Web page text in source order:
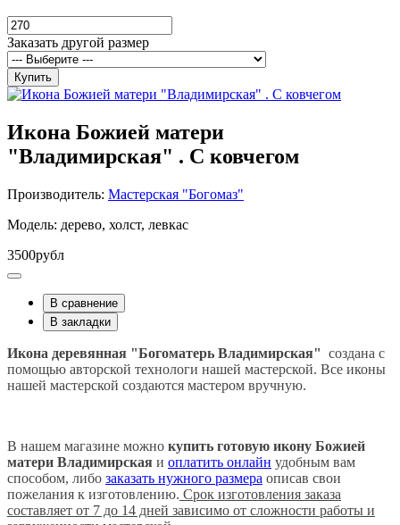
Заказать другой размер
Купить
Икона Божией матери
"Владимирская" . С ковчегом
Производитель: Мастерская "Богомаз"
Модель: дерево, холст, левкас
3500рубл
В сравнение
В закладки
Икона деревянная "Богоматерь Владимирская" создана с
помощью авторской технологи нашей мастерской. Все иконы
нашей мастерской создаются мастером вручную.
В нашем магазине можно купить готовую икону Божией
матери Владимирская и оплатить онлайн удобным вам
способом, либо заказать нужного размера описав свои
пожелания к изготовлению. Срок изготовления заказа
составляет от 7 до 14 дней зависимо от сложности работы и